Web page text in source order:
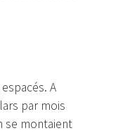
A
par mois
se montaient